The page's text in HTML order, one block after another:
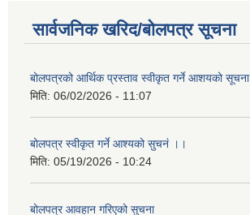
सार्वजनिक खरिद/बोलपत्र सूचना
बोलपत्रको आर्थिक प्रस्ताव स्वीकृत गर्ने आशयको सूचना
मिति: 06/02/2026 - 11:07
बोलपत्र स्वीकृत गर्ने आश्यको सुचनं ।।
मिति: 05/19/2026 - 10:24
बोलपत्र आवहान गरिएको सुचना